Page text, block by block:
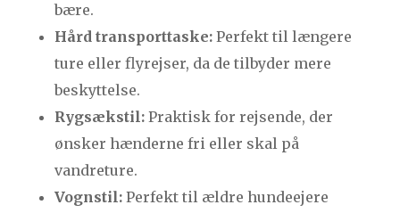
bære.
Hård transporttaske:Perfekt til længere
ture eller flyrejser, da de tilbyder mere
beskyttelse.
Rygsækstil:Praktisk for rejsende, der
ønsker hænderne fri eller skal på
vandreture.
Vognstil:Perfekt til ældre hundeejere